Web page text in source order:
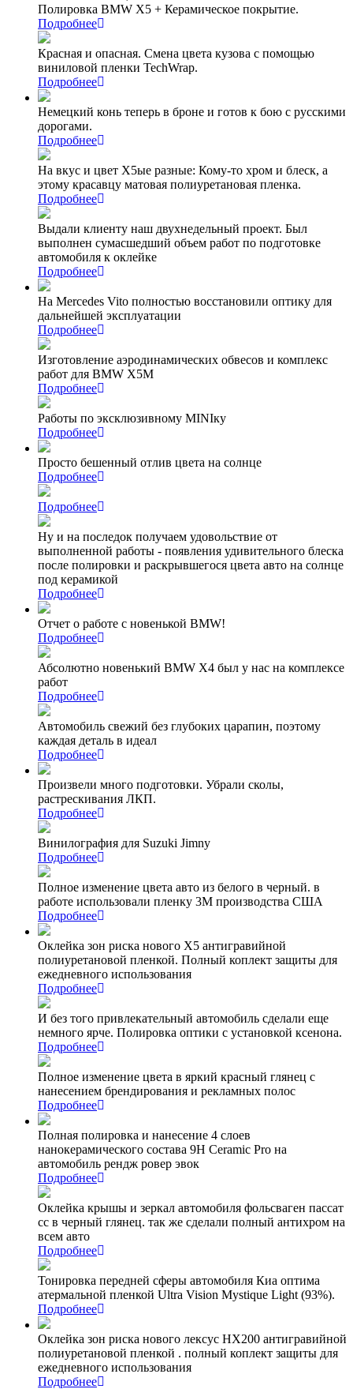
Полировка BMW X5 + Керамическое покрытие.
Подробнее
Красная и опасная. Смена цвета кузова с помощью
виниловой пленки TechWrap.
Подробнее
Немецкий конь теперь в броне и готов к бою с русскими
дорогами.
Подробнее
На вкус и цвет Х5ые разные: Кому-то хром и блеск, а
этому красавцу матовая полиуретановая пленка.
Подробнее
Выдали клиенту наш двухнедельный проект. Был
выполнен сумасшедший объем работ по подготовке
автомобиля к оклейке
Подробнее
На Mercedes Vito полностью восстановили оптику для
дальнейшей эксплуатации
Подробнее
Изготовление аэродинамических обвесов и комплекс
работ для BMW X5M
Подробнее
Работы по эксклюзивному MINIку
Подробнее
Просто бешенный отлив цвета на солнце
Подробнее
Подробнее
Ну и на последок получаем удовольствие от
выполненной работы - появления удивительного блеска
после полировки и раскрывшегося цвета авто на солнце
под керамикой
Подробнее
Отчет о работе с новенькой BMW!
Подробнее
Абсолютно новенький BMW X4 был у нас на комплексе
работ
Подробнее
Автомобиль свежий без глубоких царапин, поэтому
каждая деталь в идеал
Подробнее
Произвели много подготовки. Убрали сколы,
растрескивания ЛКП.
Подробнее
Винилография для Suzuki Jimny
Подробнее
Полное изменение цвета авто из белого в черный. в
работе использовали пленку 3М производства США
Подробнее
Оклейка зон риска нового Х5 антигравийной
полиуретановой пленкой. Полный коплект защиты для
ежедневного использования
Подробнее
И без того привлекательный автомобиль сделали еще
немного ярче. Полировка оптики с установкой ксенона.
Подробнее
Полное изменение цвета в яркий красный глянец с
нанесением брендирования и рекламных полос
Подробнее
Полная полировка и нанесение 4 слоев
нанокерамического состава 9Н Ceramic Pro на
автомобиль рендж ровер эвок
Подробнее
Оклейка крышы и зеркал автомобиля фольсваген пассат
сс в черный глянец. так же сделали полный антихром на
всем авто
Подробнее
Тонировка передней сферы автомобиля Киа оптима
атермальной пленкой Ultra Vision Mystique Light (93%).
Подробнее
Оклейка зон риска нового лексус НХ200 антигравийной
полиуретановой пленкой . полный коплект защиты для
ежедневного использования
Подробнее